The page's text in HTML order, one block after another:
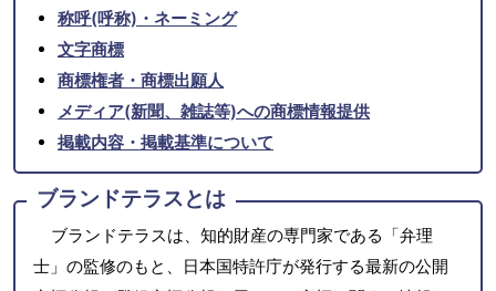
称呼(呼称)・ネーミング
文字商標
商標権者・商標出願人
メディア(新聞、雑誌等)への商標情報提供
掲載内容・掲載基準について
ブランドテラスとは
ブランドテラスは、知的財産の専門家である「弁理
士」の監修のもと、日本国特許庁が発行する最新の公開